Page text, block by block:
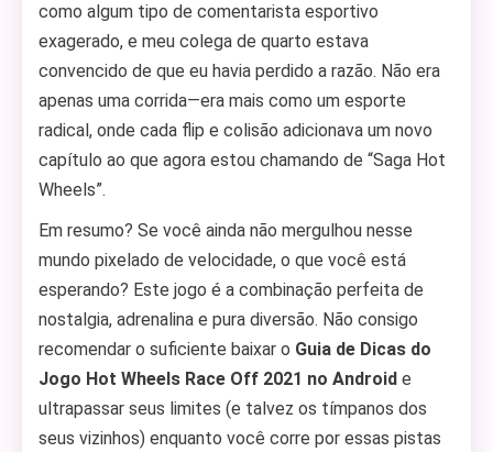
como algum tipo de comentarista esportivo
exagerado, e meu colega de quarto estava
convencido de que eu havia perdido a razão. Não era
apenas uma corrida—era mais como um esporte
radical, onde cada flip e colisão adicionava um novo
capítulo ao que agora estou chamando de “Saga Hot
Wheels”.
Em resumo? Se você ainda não mergulhou nesse
mundo pixelado de velocidade, o que você está
esperando? Este jogo é a combinação perfeita de
nostalgia, adrenalina e pura diversão. Não consigo
recomendar o suficiente baixar o Guia de Dicas do
Jogo Hot Wheels Race Off 2021 no Android e
ultrapassar seus limites (e talvez os tímpanos dos
seus vizinhos) enquanto você corre por essas pistas